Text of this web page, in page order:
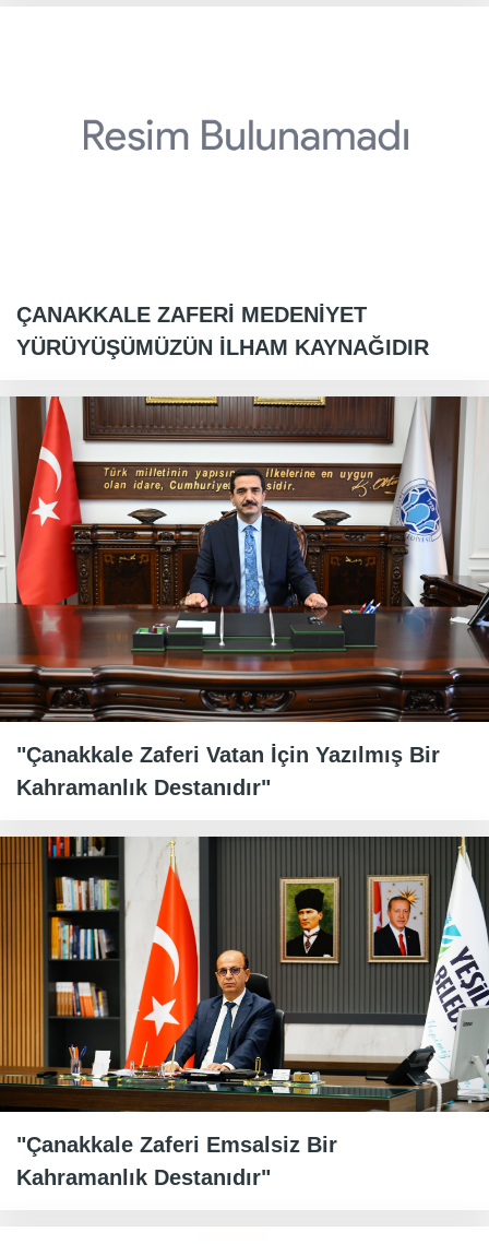
ÇANAKKALE ZAFERİ MEDENİYET
YÜRÜYÜŞÜMÜZÜN İLHAM KAYNAĞIDIR
"Çanakkale Zaferi Vatan İçin Yazılmış Bir
Kahramanlık Destanıdır"
"Çanakkale Zaferi Emsalsiz Bir
Kahramanlık Destanıdır"